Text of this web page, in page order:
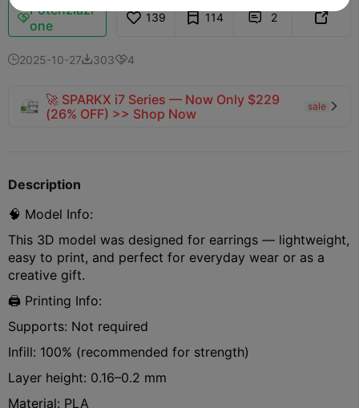
Potenziazi
one
139 114  2 
2025-10-273034
🚀 SPARKX i7 Series — Now Only $229
(26% OFF) >> Shop Now
sale 
Description
🧠 Model Info:
This 3D model was designed for earrings — lightweight,
easy to print, and perfect for everyday wear or as a
creative gift.
🖨️ Printing Info:
Supports: Not required
Infill: 100% (recommended for strength)
Layer height: 0.16–0.2 mm
Material: PLA